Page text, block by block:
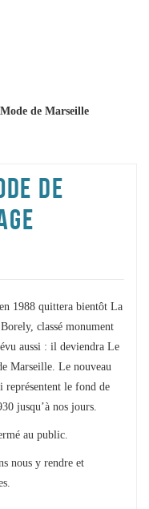
de Marseille
DE
1988 quittera bientôt La
classé monument
aussi : il deviendra Le
Marseille. Le nouveau
représentent le fond de
jusqu’à nos jours.
au public.
nous y rendre et